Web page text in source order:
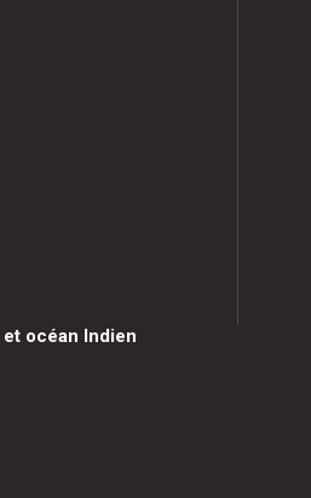
océan Indien